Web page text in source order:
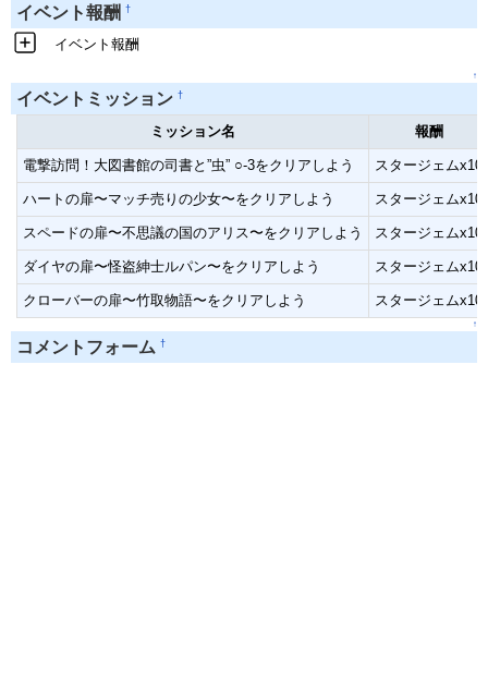
イベント報酬 †
イベント報酬
↑
イベントミッション †
ミッション名 報酬
電撃訪問！大図書館の司書と”虫” ○-3をクリアしよう スタージェムx10
ハートの扉〜マッチ売りの少女〜をクリアしよう スタージェムx10
スペードの扉〜不思議の国のアリス〜をクリアしよう スタージェムx10
ダイヤの扉〜怪盗紳士ルパン〜をクリアしよう スタージェムx10
クローバーの扉〜竹取物語〜をクリアしよう スタージェムx10
↑
コメントフォーム †